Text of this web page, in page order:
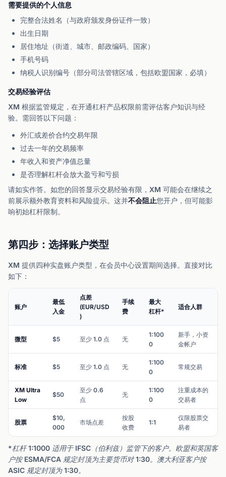
需要提供的个人信息
完整合法姓名（与政府颁发身份证件一致）
出生日期
居住地址（街道、城市、邮政编码、国家）
手机号码
纳税人识别编号（部分司法管辖区域，包括欧盟国家，必填）
交易经验评估
XM 根据监管规定，在开通杠杆产品权限前需评估客户知识与经
验。需回答以下问题：
外汇或差价合约交易年限
过去一年的交易频率
年收入和资产净值总量
是否理解杠杆会放大盈亏和亏损
请如实作答。如您的回答显示交易经验有限，XM 可能会在继续之
前展示额外教育资料和风险提示。这并不会阻止您开户，但可能影
响初始杠杆限制。
第四步：选择账户类型
XM 提供四种实盘账户类型，在会员中心设置期间选择。直接对比
如下：
账户
最低
入金
点差
(EUR/USD
)
手续
费
最大
杠杆*
适合人群
微型 $5 至少 1.0 点 无
1:100
0
新手，小资
金帐户
标准 $5 至少 1.0 点 无
1:100
0
常规交易
XM Ultra
Low
$50
至少 0.6
点
无
1:100
0
注重成本的
交易者
股票
$10,
000
市场点差
按股
收费
1:1
仅限股票交
易者
*杠杆 1:1000 适用于 IFSC（伯利兹）监管下的客户。欧盟和英国客
户按 ESMA/FCA 规定封顶为主要货币对 1:30。澳大利亚客户按
ASIC 规定封顶为 1:30。